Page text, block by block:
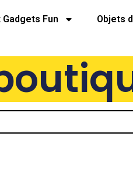
Fun Objets